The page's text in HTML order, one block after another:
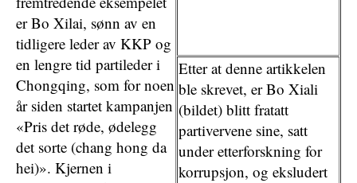
Etter at denne artikkelen
ble skrevet, er Bo Xiali
(bildet) blitt fratatt
partivervene sine, satt
under etterforskning for
korrupsjon, og eksludert
er Bo Xilai, sønn av en
tidligere leder av KKP og
en lengre tid partileder i
Chongqing, som for noen
år siden startet kampanjen
«Pris det røde, ødelegg
det sorte (chang hong da
hei)». Kjernen i